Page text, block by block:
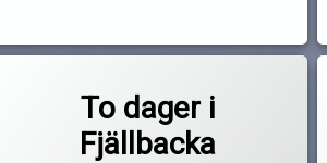
To dager i
Fjällbacka